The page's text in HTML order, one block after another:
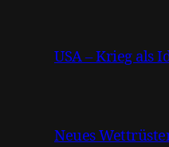
USA – Krieg als
Neues